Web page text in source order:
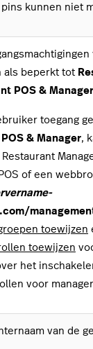
kunnen niet
als beperkt tot
POS & Manager
toegang
& Manager,
of een
toewijzen
toewijzen v
het
voor
van de